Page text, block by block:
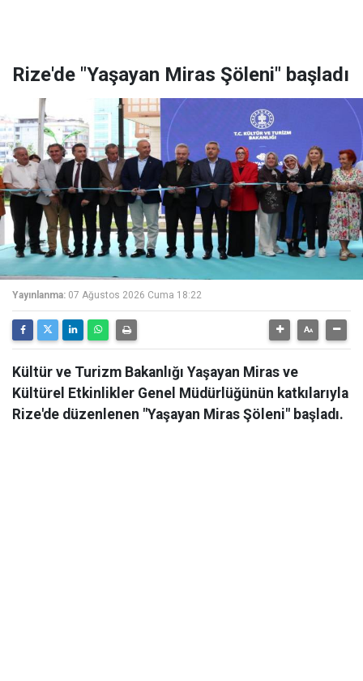
Rize'de "Yaşayan Miras Şöleni" başladı
Yayınlanma: 07 Ağustos 2026 Cuma 18:22
Kültür ve Turizm Bakanlığı Yaşayan Miras ve
Kültürel Etkinlikler Genel Müdürlüğünün katkılarıyla
Rize'de düzenlenen "Yaşayan Miras Şöleni" başladı.